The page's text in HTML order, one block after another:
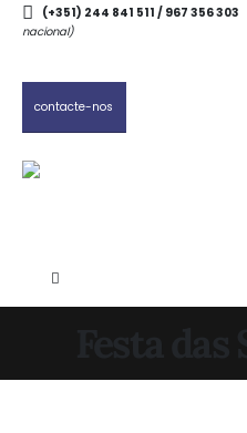
(+351) 244 841 511 / 967 356 303
nacional)
contacte-nos